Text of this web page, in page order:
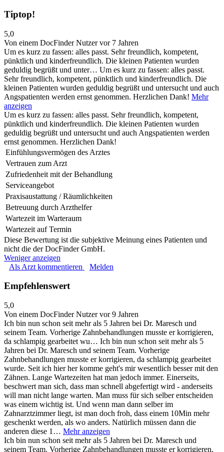
Tiptop!
5,0
Von einem DocFinder Nutzervor 7 Jahren
Um es kurz zu fassen: alles passt. Sehr freundlich, kompetent,
pünktlich und kinderfreundlich. Die kleinen Patienten wurden
geduldig begrüßt und unter… Um es kurz zu fassen: alles passt.
Sehr freundlich, kompetent, pünktlich und kinderfreundlich. Die
kleinen Patienten wurden geduldig begrüßt und untersucht und auch
Angspatienten werden ernst genommen. Herzlichen Dank! Mehr
anzeigen
Um es kurz zu fassen: alles passt. Sehr freundlich, kompetent,
pünktlich und kinderfreundlich. Die kleinen Patienten wurden
geduldig begrüßt und untersucht und auch Angspatienten werden
ernst genommen. Herzlichen Dank!
Einfühlungsvermögen des Arztes
Vertrauen zum Arzt
Zufriedenheit mit der Behandlung
Serviceangebot
Praxisaustattung / Räumlichkeiten
Betreuung durch Arzthelfer
Wartezeit im Warteraum
Wartezeit auf Termin
Diese Bewertung ist die subjektive Meinung eines Patienten und
nicht die der DocFinder GmbH.
Weniger anzeigen
Als Arzt kommentieren
Melden
Empfehlenswert
5,0
Von einem DocFinder Nutzervor 9 Jahren
Ich bin nun schon seit mehr als 5 Jahren bei Dr. Maresch und
seinem Team. Vorherige Zahnbehandlungen musste er korrigieren,
da schlampig gearbeitet wu… Ich bin nun schon seit mehr als 5
Jahren bei Dr. Maresch und seinem Team. Vorherige
Zahnbehandlungen musste er korrigieren, da schlampig gearbeitet
wurde. Seit ich hier her komme geht's mir wesentlich besser mit den
Zähnen. Lange Wartezeiten hat man jedoch immer. Einerseits,
beschwert man sich, dass man schnell abgefertigt wird - anderseits
will man nicht lange warten. Man muss für sich selber entscheiden
was einem wichtig ist. Und wenn man dann selber im
Zahnarztzimmer liegt, ist man doch froh, dass einem 10Min mehr
geschenkt werden, als wo anders. Natürlich müssen dann die
anderen diese 1… Mehr anzeigen
Ich bin nun schon seit mehr als 5 Jahren bei Dr. Maresch und
seinem Team. Vorherige Zahnbehandlungen musste er korrigieren,